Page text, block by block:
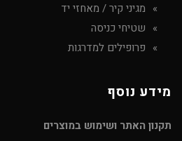
מגיני קיר / מאחזי יד
שטיחי כניסה
פרופילים למדרגות
מידע נוסף
תקנון האתר ושימוש במוצרים